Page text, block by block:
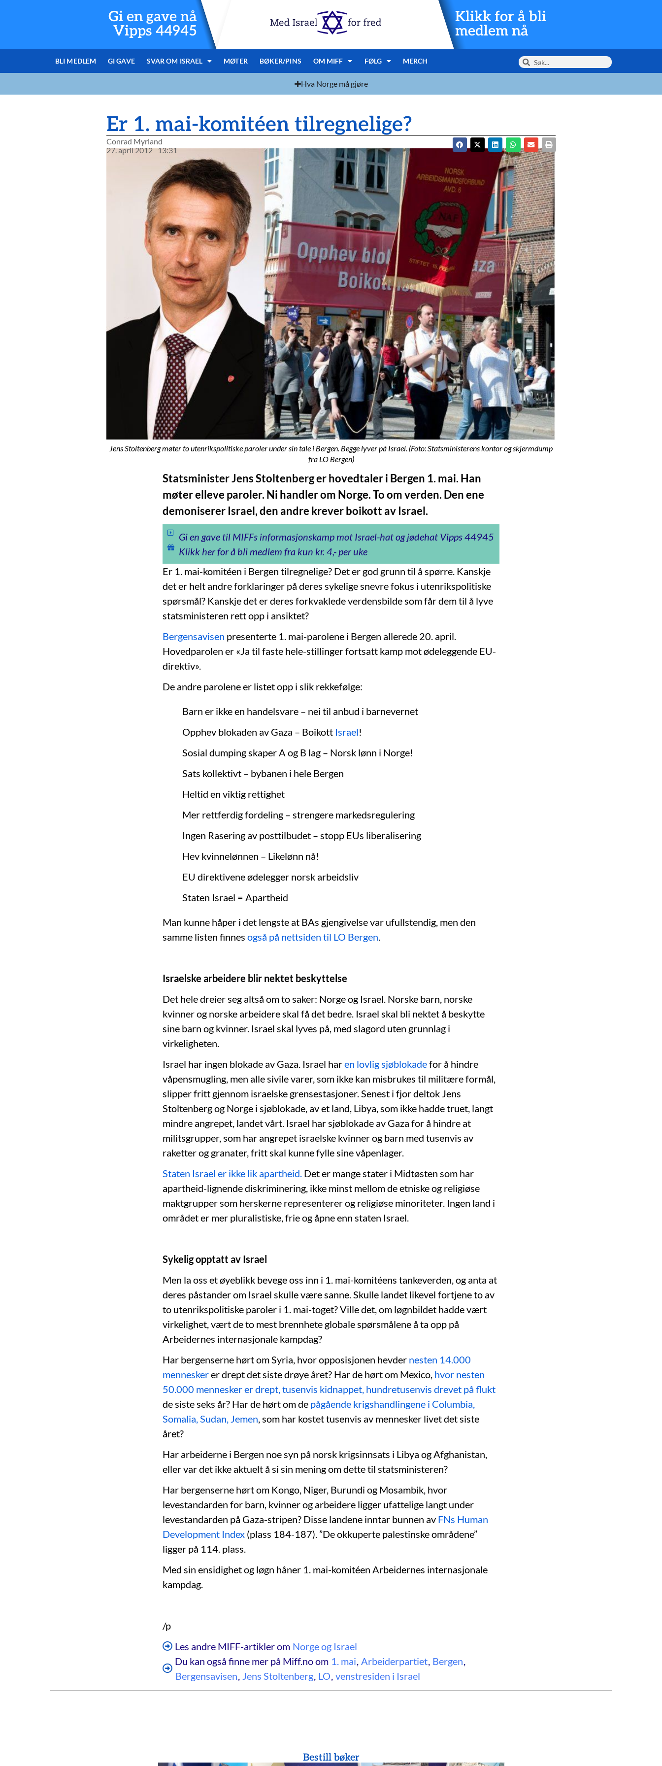
Gi en gave nå
Vipps 44945
Klikk for å bli
medlem nå
BLI MEDLEM GI GAVE SVAR OM ISRAEL MØTER BØKER/PINS OM MIFF FØLG MERCH
Hva Norge må gjøre
Er 1. mai-komitéen tilregnelige?
Conrad Myrland
27. april 2012 13:31
Jens Stoltenberg møter to utenrikspolitiske paroler under sin tale i Bergen. Begge lyver på Israel. (Foto: Statsministerens kontor og skjermdump
fra LO Bergen)
Statsminister Jens Stoltenberg er hovedtaler i Bergen 1. mai. Han
møter elleve paroler. Ni handler om Norge. To om verden. Den ene
demoniserer Israel, den andre krever boikott av Israel.
Gi en gave til MIFFs informasjonskamp mot Israel-hat og jødehat Vipps 44945
Klikk her for å bli medlem fra kun kr. 4,- per uke
Er 1. mai-komitéen i Bergen tilregnelige? Det er god grunn til å spørre. Kanskje
det er helt andre forklaringer på deres sykelige snevre fokus i utenrikspolitiske
spørsmål? Kanskje det er deres forkvaklede verdensbilde som får dem til å lyve
statsministeren rett opp i ansiktet?
Bergensavisen presenterte 1. mai-parolene i Bergen allerede 20. april.
Hovedparolen er «Ja til faste hele-stillinger fortsatt kamp mot ødeleggende EU-
direktiv».
De andre parolene er listet opp i slik rekkefølge:
Barn er ikke en handelsvare – nei til anbud i barnevernet
Opphev blokaden av Gaza – Boikott Israel!
Sosial dumping skaper A og B lag – Norsk lønn i Norge!
Sats kollektivt – bybanen i hele Bergen
Heltid en viktig rettighet
Mer rettferdig fordeling – strengere markedsregulering
Ingen Rasering av posttilbudet – stopp EUs liberalisering
Hev kvinnelønnen – Likelønn nå!
EU direktivene ødelegger norsk arbeidsliv
Staten Israel = Apartheid
Man kunne håper i det lengste at BAs gjengivelse var ufullstendig, men den
samme listen finnes også på nettsiden til LO Bergen
Israelske arbeidere blir nektet beskyttelse
Det hele dreier seg altså om to saker: Norge og Israel. Norske barn, norske
kvinner og norske arbeidere skal få det bedre. Israel skal bli nektet å beskytte
sine barn og kvinner. Israel skal lyves på, med slagord uten grunnlag i
virkeligheten.
Israel har ingen blokade av Gaza. Israel haren lovlig sjøblokadefor å hindre
våpensmugling, men alle sivile varer, som ikke kan misbrukes til militære formål,
slipper fritt gjennom israelske grensestasjoner. Senest i fjor deltok Jens
Stoltenberg og Norge i sjøblokade, av et land, Libya, som ikke hadde truet, langt
mindre angrepet, landet vårt. Israel har sjøblokade av Gaza for å hindre at
militsgrupper, som har angrepet israelske kvinner og barn med tusenvis av
raketter og granater, fritt skal kunne fylle sine våpenlager.
Staten Israel er ikke lik apartheid. Det er mange stater i Midtøsten som har
apartheid-lignende diskriminering, ikke minst mellom de etniske og religiøse
maktgrupper som herskerne representerer og religiøse minoriteter. Ingen land i
området er mer pluralistiske, frie og åpne enn staten Israel.
Sykelig opptatt av Israel
Men la oss et øyeblikk bevege oss inn i 1. mai-komitéens tankeverden, og anta at
deres påstander om Israel skulle være sanne. Skulle landet likevel fortjene to av
to utenrikspolitiske paroler i 1. mai-toget? Ville det, om løgnbildet hadde vært
virkelighet, vært de to mest brennhete globale spørsmålene å ta opp på
Arbeidernes internasjonale kampdag?
Har bergenserne hørt om Syria, hvor opposisjonen hevder nesten 14.000
menneskerer drept det siste drøye året? Har de hørt om Mexico, hvor nesten
50.000 mennesker er drept, tusenvis kidnappet, hundretusenvis drevet på flukt
de siste seks år? Har de hørt om de pågående krigshandlingene i Columbia,
Somalia, Sudan, Jemen , som har kostet tusenvis av mennesker livet det siste
året?
Har arbeiderne i Bergen noe syn på norsk krigsinnsats i Libya og Afghanistan,
eller var det ikke aktuelt å si sin mening om dette til statsministeren?
Har bergenserne hørt om Kongo, Niger, Burundi og Mosambik, hvor
levestandarden for barn, kvinner og arbeidere ligger ufattelige langt under
levestandarden på Gaza-stripen? Disse landene inntar bunnen av FNs Human
Development Index (plass 184-187). ”De okkuperte palestinske områdene”
ligger på 114. plass.
Med sin ensidighet og løgn håner 1. mai-komitéen Arbeidernes internasjonale
kampdag.
/p
Les andre MIFF-artikler om Norge og Israel
Du kan også finne mer på Miff.no om 1. mai Arbeiderpartiet Bergen
Bergensavisen
Jens Stoltenberg LO venstresiden i Israel
Bestill bøker